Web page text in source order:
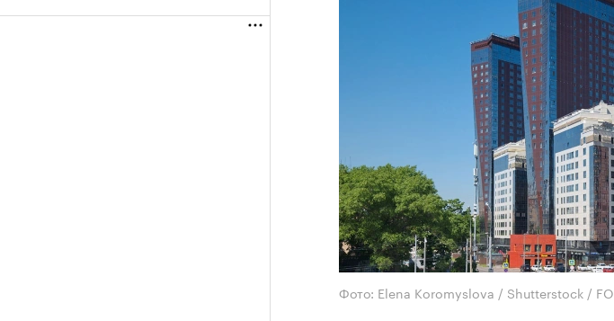
Фото: Elena Koromyslova / Shutterstock /